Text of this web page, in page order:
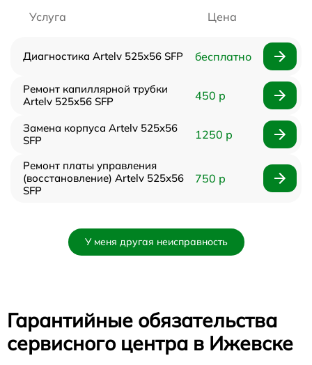
Услуга Цена
Диагностика Artelv 525x56 SFP бесплатно
Ремонт капиллярной трубки
Artelv 525x56 SFP
450 р
Замена корпуса Artelv 525x56
SFP
1250 р
Ремонт платы управления
(восстановление) Artelv 525x56
SFP
750 р
У меня другая неисправность
Гарантийные обязательства
сервисного центра в Ижевске